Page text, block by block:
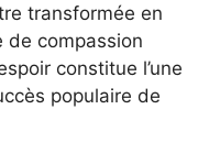
transformée en
de compassion
constitue l’une
populaire de